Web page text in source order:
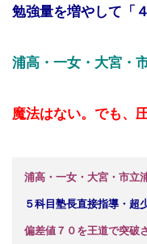
勉強量を増やして「
浦高・一女・大宮・
魔法はない。でも、
浦高・一女・大宮・市立
５科目塾長直接指導・超
偏差値７０を王道で突破